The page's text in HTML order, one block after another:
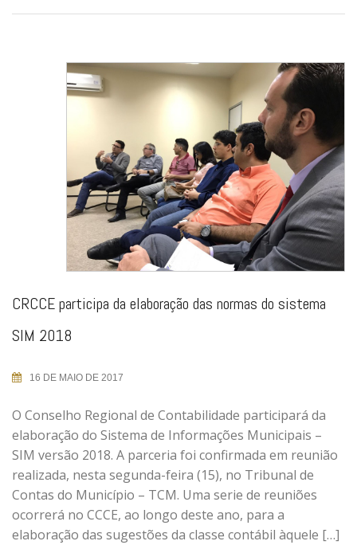
CRCCE participa da elaboração das normas do sistema
SIM 2018
16 DE MAIO DE 2017
O Conselho Regional de Contabilidade participará da
elaboração do Sistema de Informações Municipais –
SIM versão 2018. A parceria foi confirmada em reunião
realizada, nesta segunda-feira (15), no Tribunal de
Contas do Município – TCM. Uma serie de reuniões
ocorrerá no CCCE, ao longo deste ano, para a
elaboração das sugestões da classe contábil àquele […]